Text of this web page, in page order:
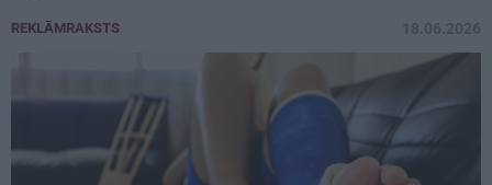
REKLĀMRAKSTS 18.06.2026